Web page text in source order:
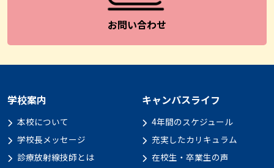
お問い合わせ
学校案内
本校について
学校長メッセージ
診療放射線技師とは
キャンパスライフ
4年間のスケジュール
充実したカリキュラム
在校生・卒業生の声